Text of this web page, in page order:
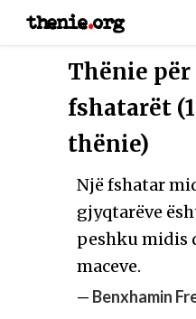
thenie.org
Thënie për
fshatarët (1
thënie)
Një fshatar
gjyqtarëve
peshku midis
maceve.
— Benxhamin